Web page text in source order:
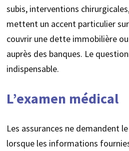
subis, interventions
mettent un accent particulier
couvrir une dette immobilière
auprès des banques. Le
indispensable.
L’examen médical
Les assurances ne demandent
lorsque les informations